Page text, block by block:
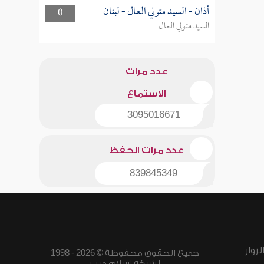
0
أذان - السيد متولي العال - لبنان
السيد متولي العال
عدد مرات
الاستماع
3095016671
عدد مرات الحفظ
839845349
جميع الحقوق محفوظة © 2026 - 1998